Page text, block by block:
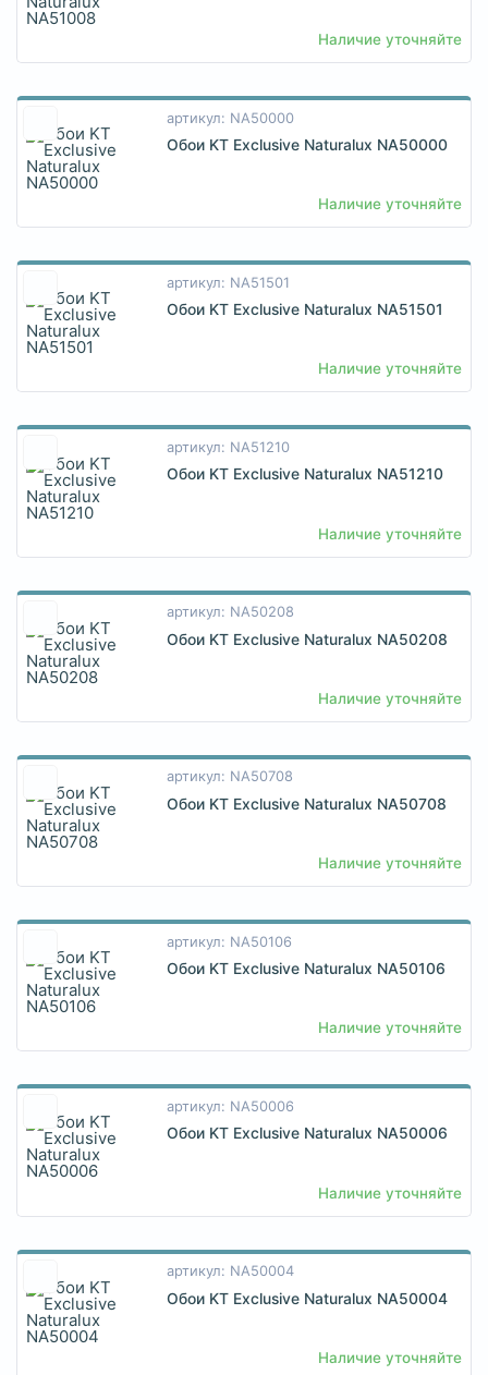
Наличие уточняйте
артикул: NA50000
Обои KT Exclusive Naturalux NA50000
Наличие уточняйте
артикул: NA51501
Обои KT Exclusive Naturalux NA51501
Наличие уточняйте
артикул: NA51210
Обои KT Exclusive Naturalux NA51210
Наличие уточняйте
артикул: NA50208
Обои KT Exclusive Naturalux NA50208
Наличие уточняйте
артикул: NA50708
Обои KT Exclusive Naturalux NA50708
Наличие уточняйте
артикул: NA50106
Обои KT Exclusive Naturalux NA50106
Наличие уточняйте
артикул: NA50006
Обои KT Exclusive Naturalux NA50006
Наличие уточняйте
артикул: NA50004
Обои KT Exclusive Naturalux NA50004
Наличие уточняйте